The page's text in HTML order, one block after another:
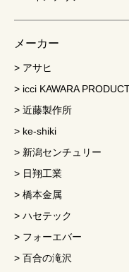
メーカー
アサヒ
icci KAWARA
近藤製作所
ke-shiki
新潟センチュリー
日翔工業
橋本金属
ハセテック
フォーエバー
百合の滝沢